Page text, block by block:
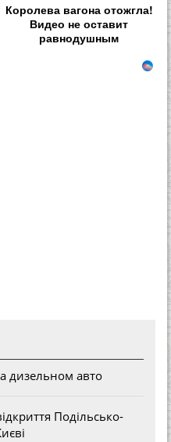
Королева вагона отожгла!
Видео не оставит
равнодушным
дизельном авто
Подільсько-